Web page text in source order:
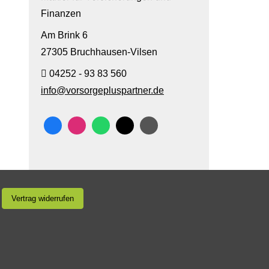
Finanzen
Am Brink 6
27305 Bruchhausen-Vilsen
04252 - 93 83 560
info@vorsorgepluspartner.de
Vertrag widerrufen